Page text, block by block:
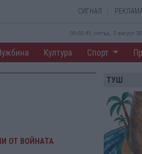
СИГНАЛ
00:02:42, петък, 7 август
Култура Спорт
ОТ ВОЙНАТА
ТУШ